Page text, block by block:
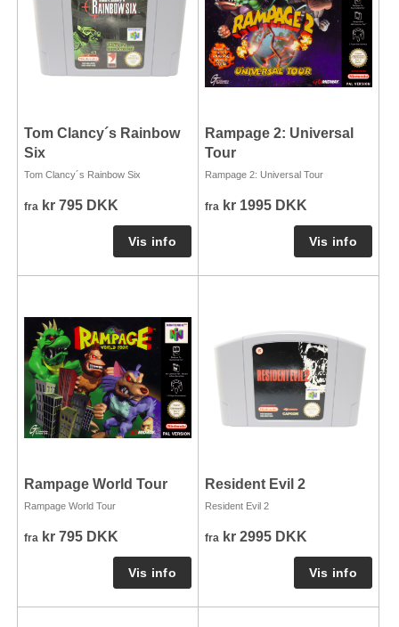
Tom Clancy´s Rainbow
Six
Tom Clancy´s Rainbow Six
fra kr 795 DKK
Rampage 2: Universal
Tour
Rampage 2: Universal Tour
fra kr 1995 DKK
Rampage World Tour
Rampage World Tour
fra kr 795 DKK
Resident Evil 2
Resident Evil 2
fra kr 2995 DKK